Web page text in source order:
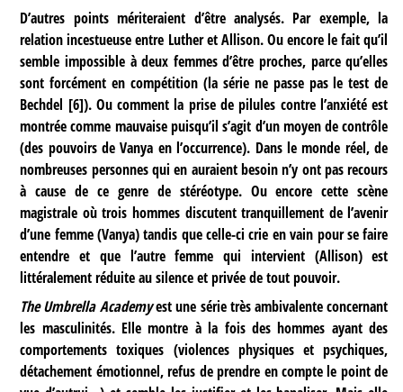
D’autres points mériteraient d’être analysés. Par exemple, la
relation incestueuse entre Luther et Allison. Ou encore le fait qu’il
semble impossible à deux femmes d’être proches, parce qu’elles
sont forcément en compétition (la série ne passe pas le test de
Bechdel [6]). Ou comment la prise de pilules contre l’anxiété est
montrée comme mauvaise puisqu’il s’agit d’un moyen de contrôle
(des pouvoirs de Vanya en l’occurrence). Dans le monde réel, de
nombreuses personnes qui en auraient besoin n’y ont pas recours
à cause de ce genre de stéréotype. Ou encore cette scène
magistrale où trois hommes discutent tranquillement de l’avenir
d’une femme (Vanya) tandis que celle-ci crie en vain pour se faire
entendre et que l’autre femme qui intervient (Allison) est
littéralement réduite au silence et privée de tout pouvoir.
The Umbrella Academyest une série très ambivalente concernant
les masculinités. Elle montre à la fois des hommes ayant des
comportements toxiques (violences physiques et psychiques,
détachement émotionnel, refus de prendre en compte le point de